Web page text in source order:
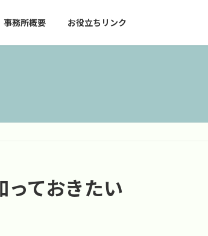
事務所概要 お役立ちリンク
ておきたい